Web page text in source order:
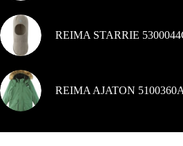
REIMA STARRIE
REIMA AJATON